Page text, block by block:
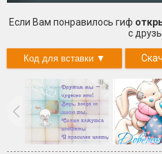
Если Вам понравилось гиф
с